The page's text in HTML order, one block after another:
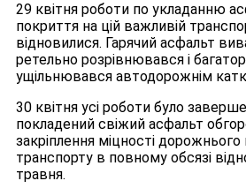
29 квітня роботи по укладанню
покриття на цій важливій
відновилися. Гарячий асфальт
ретельно розрівнювався і
ущільнювався автодорожнім
30 квітня усі роботи було
покладений свіжий асфальт
закріплення міцності
транспорту в повному обсязі
травня.